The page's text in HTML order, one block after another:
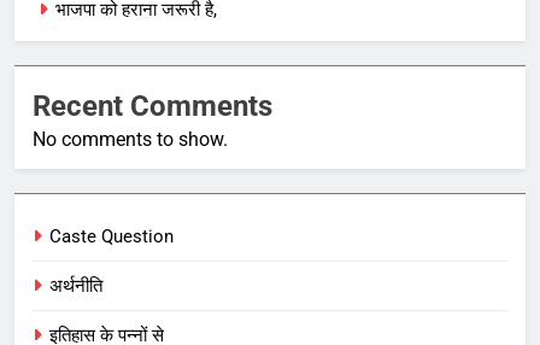
भाजपा को हराना जरूरी है,
Recent Comments
No comments to show.
Caste Question
अर्थनीति
इतिहास के पन्नों से